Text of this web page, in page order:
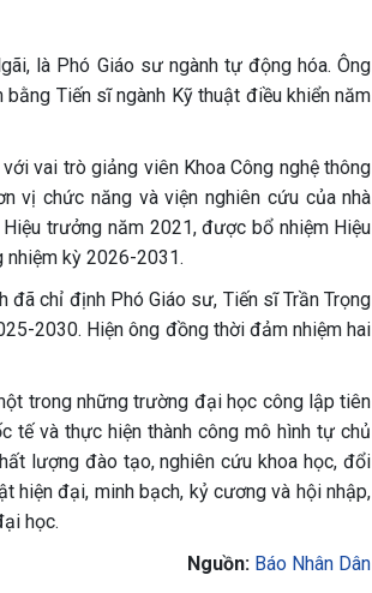
là Phó Giáo sư ngành tự động hóa. Ông
Tiến sĩ ngành Kỹ thuật điều khiển năm
vai trò giảng viên Khoa Công nghệ thông
vị chức năng và viện nghiên cứu của nhà
trưởng năm 2021, được bổ nhiệm Hiệu
kỳ 2026-2031.
đã chỉ định Phó Giáo sư, Tiến sĩ Trần Trọng
2030. Hiện ông đồng thời đảm nhiệm hai
trong những trường đại học công lập tiên
tế và thực hiện thành công mô hình tự chủ
lượng đào tạo, nghiên cứu khoa học, đổi
hiện đại, minh bạch, kỷ cương và hội nhập,
học.
Nguồn: Báo Nhân Dân